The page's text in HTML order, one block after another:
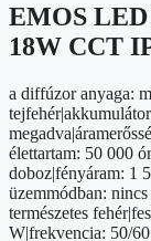
EMOS
18W CCT
a diffúzor anyaga:
élettartam: 50 000
doboz|fényáram: 1
üzemmódban:
természetes
W|frekvencia: 50/